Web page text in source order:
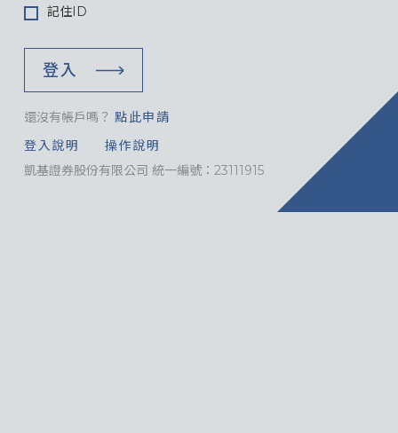
記住ID
登入
還沒有帳戶嗎？ 點此申請
登入說明
操作說明
凱基證券股份有限公司 統一編號：23111915